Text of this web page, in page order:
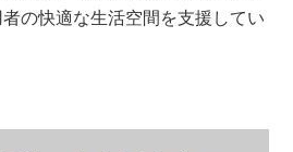
の快適な生活空間を支援してい